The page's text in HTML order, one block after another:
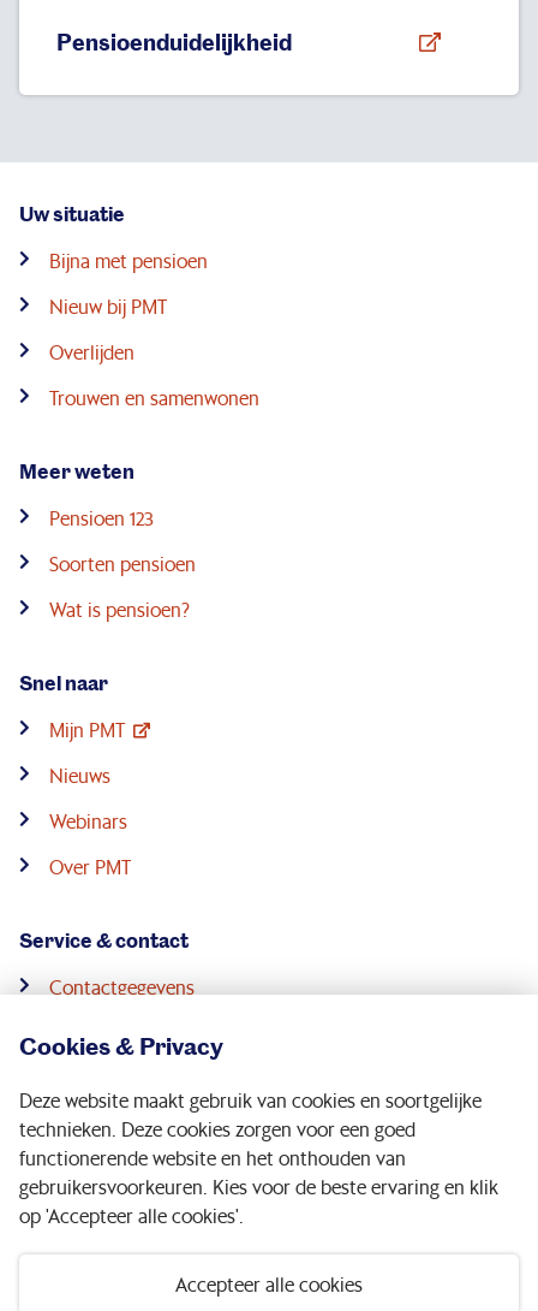
Cookies & Privacy
Deze website maakt gebruik van cookies en soortgelijke
technieken. Deze cookies zorgen voor een goed
functionerende website en het onthouden van
gebruikersvoorkeuren. Kies voor de beste ervaring en klik
op 'Accepteer alle cookies'.
Accepteer alle cookies
Pensioenduidelijkheid
Uw situatie
Bijna met pensioen
Nieuw bij PMT
Overlijden
Trouwen en samenwonen
Meer weten
Pensioen 123
Soorten pensioen
Wat is pensioen?
Snel naar
Mijn PMT
Nieuws
Webinars
Over PMT
Service & contact
Contactgegevens
Pensioenconsulenten
Digitale post
Volg ons op: